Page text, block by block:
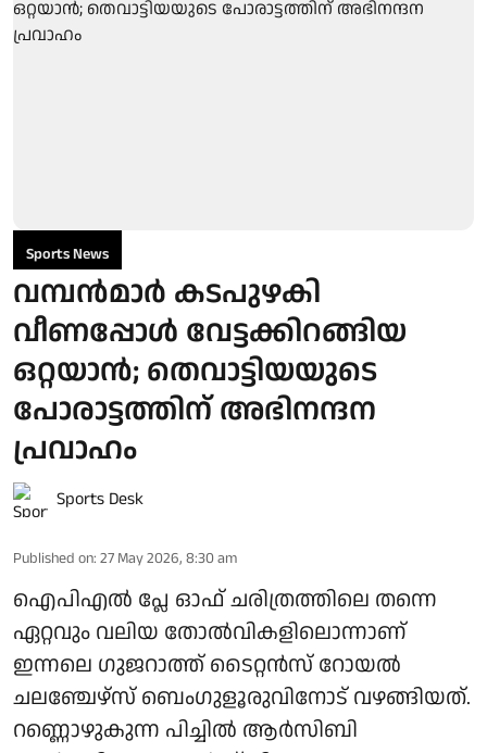
Sports News
വമ്പന്‍മാർ കടപുഴകി
വീണപ്പോള്‍ വേട്ടക്കിറങ്ങിയ
ഒറ്റയാന്‍; തെവാട്ടിയയുടെ
പോരാട്ടത്തിന് അഭിനന്ദന
പ്രവാഹം
Sports Desk
Published on: 27 May 2026, 8:30 am
ഐപിഎല്‍ പ്ലേ ഓഫ് ചരിത്രത്തിലെ തന്നെ
ഏറ്റവും വലിയ തോല്‍വികളിലൊന്നാണ്
ഇന്നലെ ഗുജറാത്ത് ടൈറ്റന്‍സ് റോയല്‍
ചലഞ്ചേഴ്‌സ് ബെംഗുളൂരുവിനോട് വഴങ്ങിയത്.
റണ്ണൊഴുകുന്ന പിച്ചില്‍ ആര്‍സിബി